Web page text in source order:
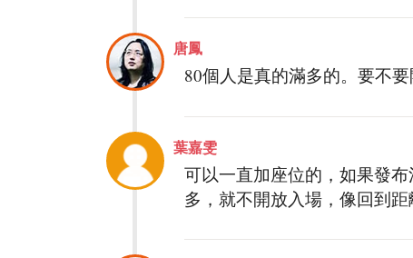
唐鳳
80個人是真的滿多的。要不要
葉嘉雯
可以一直加座位的，如果發
多，就不開放入場，像回到距